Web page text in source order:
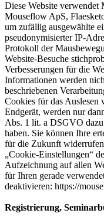
Diese Website verwendet
Mouseflow ApS,
um zufällig ausgewählte
pseudonymisierter IP-
Protokoll der
Website-Besuche
Verbesserungen für die
Informationen werden
beschriebenen
Cookies für das Auslesen
Endgerät, werden nur
Abs. 1 lit. a DSGVO
haben. Sie können Ihre
für die Zukunft
„Cookie-Einstellungen“
Aufzeichnung auf allen
für Ihren gerade
deaktivieren: https://
Registrierung,